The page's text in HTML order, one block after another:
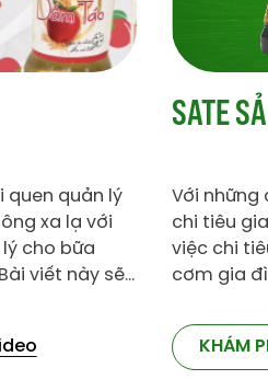
quen quản lý
xa lạ với
cho bữa
nghìn mà
NHỮNG
Với những
chi tiêu
việc chi
cơm gia đình
ba món
thôi.KHÁM